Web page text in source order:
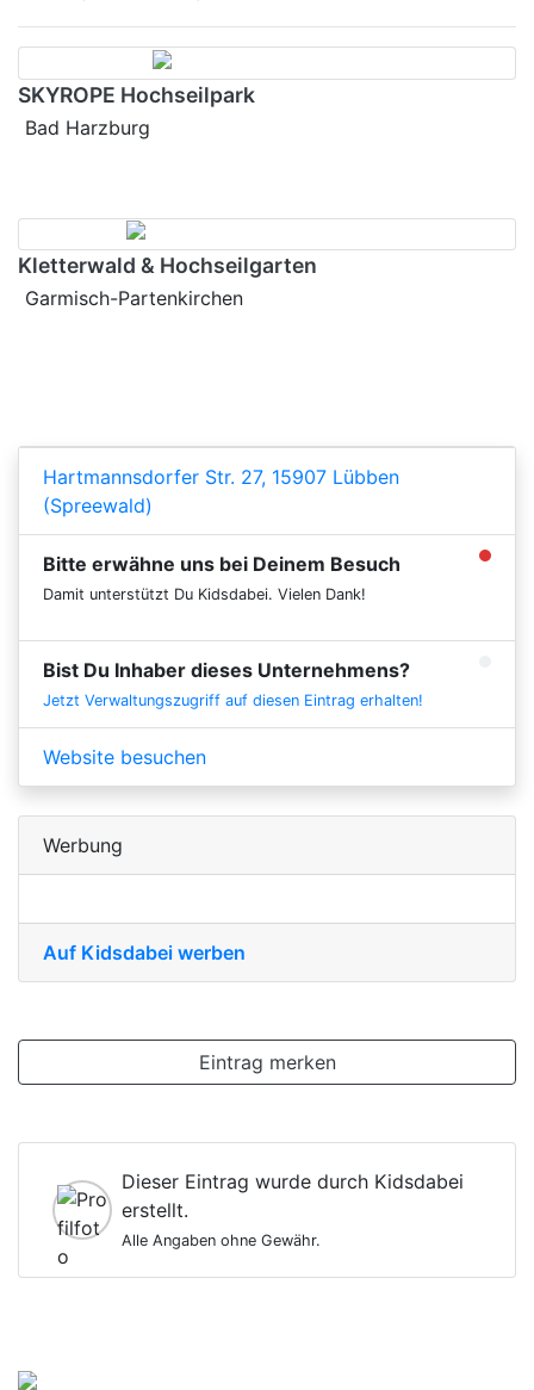
SKYROPE Hochseilpark
Bad Harzburg
Kletterwald & Hochseilgarten
Garmisch-Partenkirchen
Hartmannsdorfer Str. 27, 15907 Lübben
(Spreewald)
Bitte erwähne uns bei Deinem Besuch
Damit unterstützt Du Kidsdabei. Vielen Dank!
Bist Du Inhaber dieses Unternehmens?
Jetzt Verwaltungszugriff auf diesen Eintrag erhalten!
Website besuchen
Werbung
Auf Kidsdabei werben
Eintrag merken
Dieser Eintrag wurde durch Kidsdabei
erstellt.
Alle Angaben ohne Gewähr.